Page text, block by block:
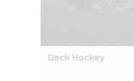
Deck Hockey